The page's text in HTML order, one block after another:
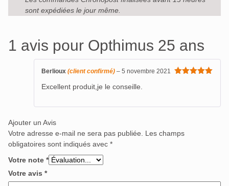
sont expédiées le jour même.
1 avis pour Opthimus 25 ans
Berlioux (client confirmé) – 5 novembre 2021
Excellent produit,je le conseille.
Ajouter un Avis
Votre adresse e-mail ne sera pas publiée.
Les champs
obligatoires sont indiqués avec *
Votre note *
Votre avis *